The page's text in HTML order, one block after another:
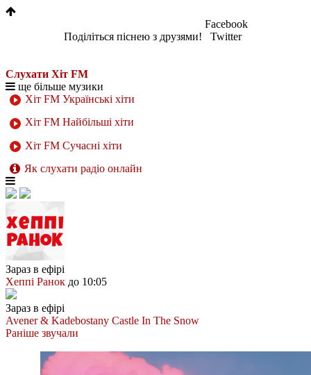
Поділіться піснею з друзями!
Facebook
Twitter
Слухати Хіт FM
ще більше музики
Хіт FM Українські хіти
Хіт FM Найбільші хіти
Хіт FM Сучасні хіти
Як слухати радіо онлайн
Зараз в ефірі
Хеппі Ранок до 10:05
Зараз в ефірі
Avener & Kadebostany Castle In The Snow
Раніше звучали